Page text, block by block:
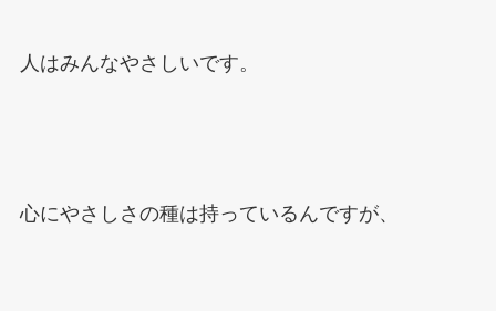
人はみんなやさしいです。
心にやさしさの種は持っているんですが、